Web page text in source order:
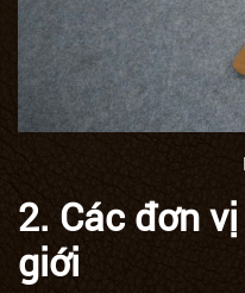
2. Các đơn
giới